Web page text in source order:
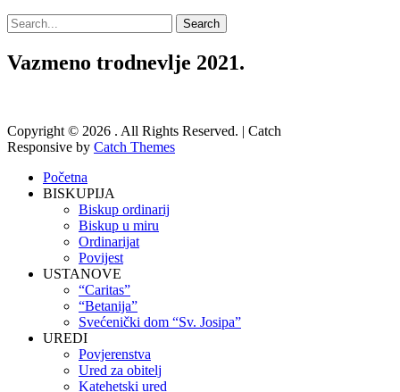
Search
Search
for:
Vazmeno trodnevlje 2021.
Copyright © 2026 . All Rights Reserved. | Catch
Responsive by Catch Themes
Početna
BISKUPIJA
Biskup ordinarij
Biskup u miru
Ordinarijat
Povijest
USTANOVE
“Caritas”
“Betanija”
Svećenički dom “Sv. Josipa”
UREDI
Povjerenstva
Ured za obitelj
Katehetski ured